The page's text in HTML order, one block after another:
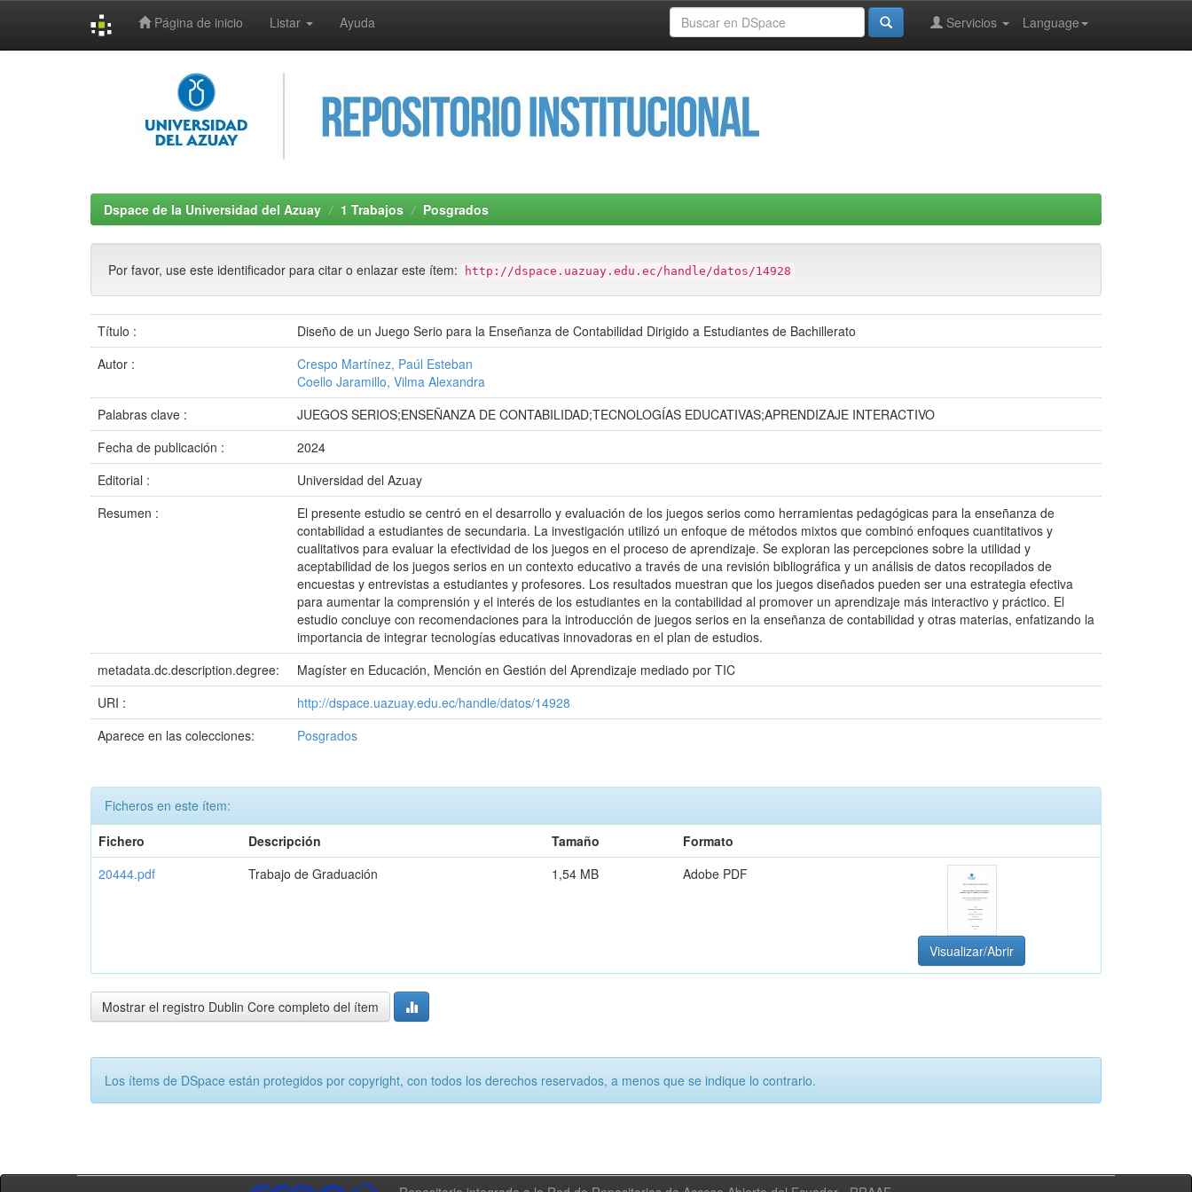
Página de inicio Listar Ayuda Language
Servicios
Dspace de la Universidad del Azuay 1 Trabajos Posgrados
Por favor, use este identificador para citar o enlazar este ítem: http://dspace.uazuay.edu.ec/handle/datos/14928
Título :
Diseño de un Juego Serio para la Enseñanza de Contabilidad Dirigido a Estudiantes de Bachillerato
Autor :
Crespo Martínez, Paúl Esteban
Coello Jaramillo, Vilma Alexandra
Palabras clave :
JUEGOS SERIOS;ENSEÑANZA DE CONTABILIDAD;TECNOLOGÍAS EDUCATIVAS;APRENDIZAJE INTERACTIVO
Fecha de publicación :
2024
Editorial :
Universidad del Azuay
Resumen :
El presente estudio se centró en el desarrollo y evaluación de los juegos serios como herramientas pedagógicas para la enseñanza de
contabilidad a estudiantes de secundaria. La investigación utilizó un enfoque de métodos mixtos que combinó enfoques cuantitativos y
cualitativos para evaluar la efectividad de los juegos en el proceso de aprendizaje. Se exploran las percepciones sobre la utilidad y
aceptabilidad de los juegos serios en un contexto educativo a través de una revisión bibliográfica y un análisis de datos recopilados de
encuestas y entrevistas a estudiantes y profesores. Los resultados muestran que los juegos diseñados pueden ser una estrategia efectiva
para aumentar la comprensión y el interés de los estudiantes en la contabilidad al promover un aprendizaje más interactivo y práctico. El
estudio concluye con recomendaciones para la introducción de juegos serios en la enseñanza de contabilidad y otras materias, enfatizando la
importancia de integrar tecnologías educativas innovadoras en el plan de estudios.
metadata.dc.description.degree:
Magíster en Educación, Mención en Gestión del Aprendizaje mediado por TIC
URI :
http://dspace.uazuay.edu.ec/handle/datos/14928
Aparece en las colecciones:
Posgrados
Ficheros en este ítem:
Fichero
Descripción Tamaño
Formato
20444.pdf
Trabajo de Graduación 1,54 MB Adobe PDF
Visualizar/Abrir
Mostrar el registro Dublin Core completo del ítem
Los ítems de DSpace están protegidos por copyright, con todos los derechos reservados, a menos que se indique lo contrario.